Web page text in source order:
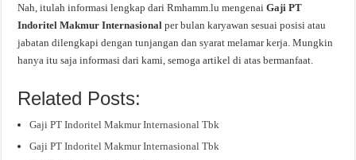
Nah, itulah informasi lengkap dari Rmhamm.lu mengenaiGaji PT
Indoritel Makmur Internasionalper bulan karyawan sesuai posisi atau
jabatan dilengkapi dengan tunjangan dan syarat melamar kerja. Mungkin
hanya itu saja informasi dari kami, semoga artikel di atas bermanfaat.
Related Posts:
Gaji PT Indoritel Makmur Internasional Tbk
Gaji PT Indoritel Makmur Internasional Tbk